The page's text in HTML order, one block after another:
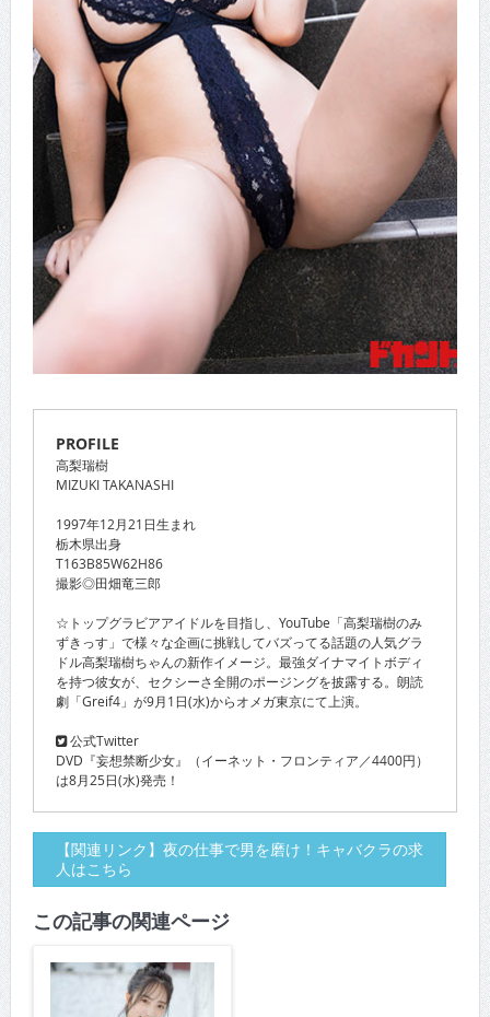
PROFILE
高梨瑞樹
MIZUKI TAKANASHI
1997年12月21日生まれ
栃木県出身
T163B85W62H86
撮影◎田畑竜三郎
☆トップグラビアアイドルを目指し、YouTube「高梨瑞樹のみ
ずきっす」で様々な企画に挑戦してバズってる話題の人気グラ
ドル高梨瑞樹ちゃんの新作イメージ。最強ダイナマイトボディ
を持つ彼女が、セクシーさ全開のポージングを披露する。朗読
劇「Greif4」が9月1日(水)からオメガ東京にて上演。
公式Twitter
DVD『妄想禁断少女』（イーネット・フロンティア／4400円）
は8月25日(水)発売！
【関連リンク】夜の仕事で男を磨け！キャバクラの求
人はこちら
この記事の関連ページ